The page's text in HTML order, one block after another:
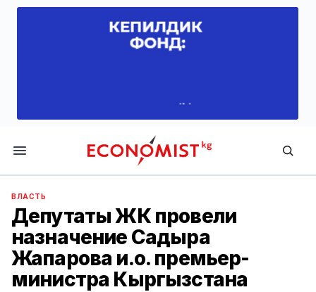
Economist.kg
ВЛАСТЬ
Депутаты ЖК провели
назначение Садыра
Жапарова и.о. премьер-
министра Кыргызстана